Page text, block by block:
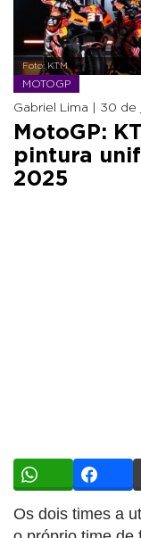
Foto: KTM
MOTOGP
Gabriel Lima | 30 de
MotoGP:
pintura
2025
Os dois times a